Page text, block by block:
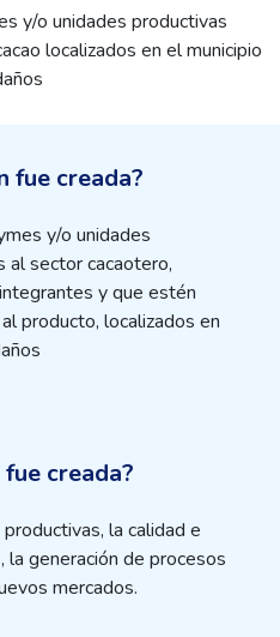
y/o unidades productivas
localizados en el municipio
fue creada?
y/o unidades
al sector cacaotero,
y que estén
producto, localizados en
creada?
la calidad e
generación de procesos
mercados.